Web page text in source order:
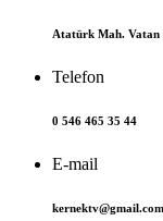
Atatürk Mah. Vatan
Telefon
0 546 465 35 44
E-mail
kernektv@gmail.com